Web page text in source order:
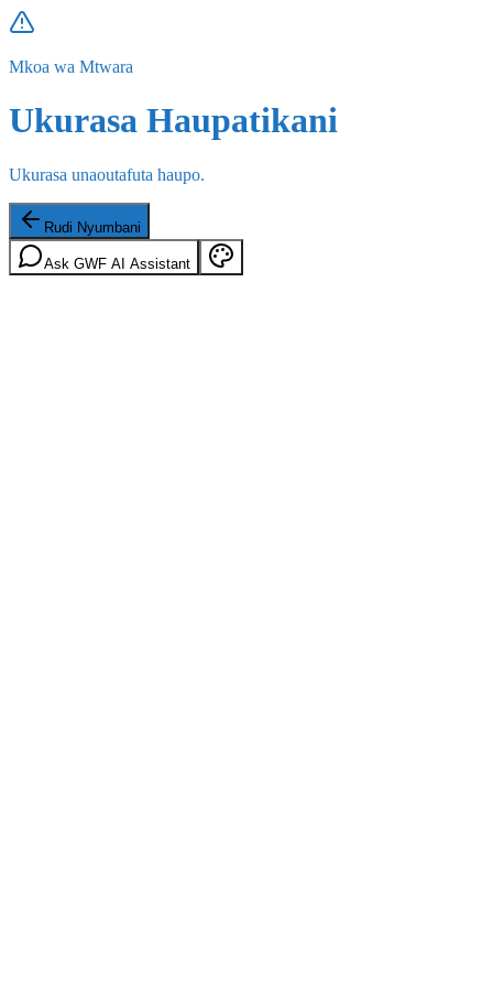
Mkoa wa Mtwara
Ukurasa Haupatikani
Ukurasa unaoutafuta haupo.
Rudi Nyumbani
Ask GWF AI Assistant